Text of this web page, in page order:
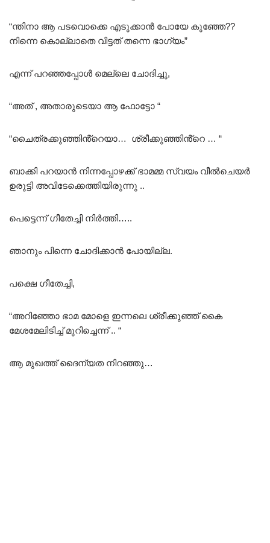
“ന്തിനാ ആ പടവൊക്കെ എടുക്കാൻ പോയേ കുഞ്ഞേ??
നിന്നെ കൊല്ലാതെ വിട്ടത് തന്നെ ഭാഗ്യം”
എന്ന് പറഞ്ഞപ്പോൾ മെല്ലെ ചോദിച്ചു,
“അത് , അതാരുടെയാ ആ ഫോട്ടോ “
“ചൈത്രക്കുഞ്ഞിൻ്റെയാ… ശ്രീക്കുഞ്ഞിൻ്റെ … “
ബാക്കി പറയാൻ നിന്നപ്പോഴക്ക് ഭാമമ്മ സ്വയം വീൽചെയർ
ഉരുട്ടി അവിടേക്കെത്തിയിരുന്നു ..
പെട്ടെന്ന് ഗീതേച്ചി നിർത്തി…..
ഞാനും പിന്നെ ചോദിക്കാൻ പോയില്ല.
പക്ഷെ ഗീതേച്ചി,
“അറിഞ്ഞോ ഭാമ മോളെ ഇന്നലെ ശ്രീക്കുഞ്ഞ് കൈ
മേശമേലിടിച്ച് മുറിച്ചെന്ന് .. “
ആ മുഖത്ത് ദൈന്യത നിറഞ്ഞു…